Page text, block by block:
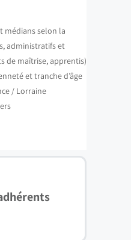
médians selon la
administratifs et
de maîtrise, apprentis)
et tranche d’âge
/ Lorraine